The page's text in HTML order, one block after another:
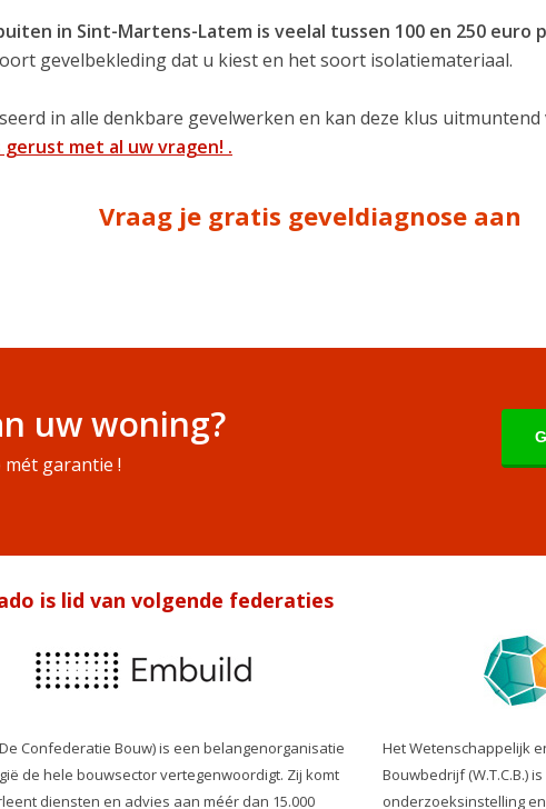
in Sint-Martens-Latem is veelal tussen 100 en 250
gevelbekleding dat u kiest en het soort isolatiemateriaal.
in alle denkbare gevelwerken en kan deze klus
gerust met al uw vragen! .
Vraag je gratis geveldiagnose aan
uw woning?
garantie !
is lid van volgende federaties
Confederatie Bouw) is een belangenorganisatie
de hele bouwsector vertegenwoordigt. Zij komt
diensten en advies aan méér dan 15.000
Het Wetenschappelijk
Bouwbedrijf (W.T.C.B.)
onderzoeksinstelling